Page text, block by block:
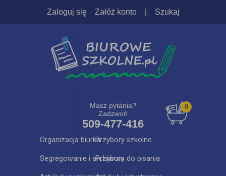
Zaloguj się Załóż konto Szukaj
Masz pytania?
Zadzwoń
509-477-416
0
Organizacja biurkaPrzybory szkolne
Segregowanie i archiwumPrzybory do pisania